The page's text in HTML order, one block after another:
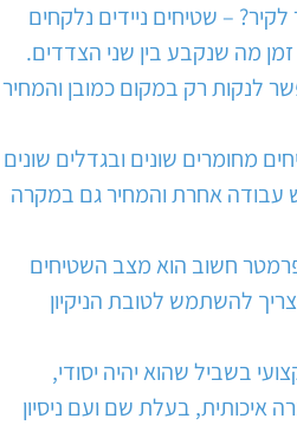
לקיר? – שטיחים ניידים נלקחים
זמן מה שנקבע בין שני הצדדים.
לנקות רק במקום כמובן והמחיר
מחומרים שונים ובגדלים שונים
עבודה אחרת והמחיר גם במקרה
חשוב הוא מצב השטיחים
להשתמש לטובת הניקיון
בשביל שהוא יהיה יסודי,
איכותית, בעלת שם ועם ניסיון